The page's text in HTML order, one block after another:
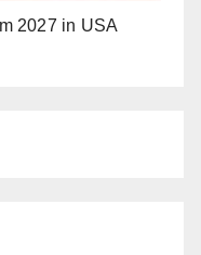
2027 in USA